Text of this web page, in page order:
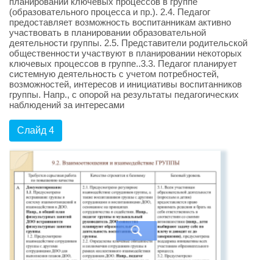
(образовательного процесса и пр.). 2.4. Педагог
предоставляет возможность воспитанникам активно
участвовать в планировании образовательной
деятельности группы. 2.5. Представители родительской
общественности участвуют в планировании некоторых
ключевых процессов в группе..3.3. Педагог планирует
системную деятельность с учетом потребностей,
возможностей, интересов и инициативы воспитанников
группы. Напр., с опорой на результаты педагогических
наблюдений за интересами
Слайд 4